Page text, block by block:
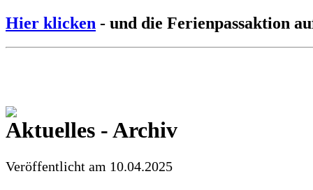
Hier klicken - und die Ferienpassaktion
Aktuelles - Archiv
Veröffentlicht am 10.04.2025